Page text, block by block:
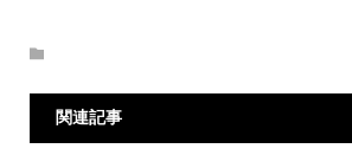
関連記事